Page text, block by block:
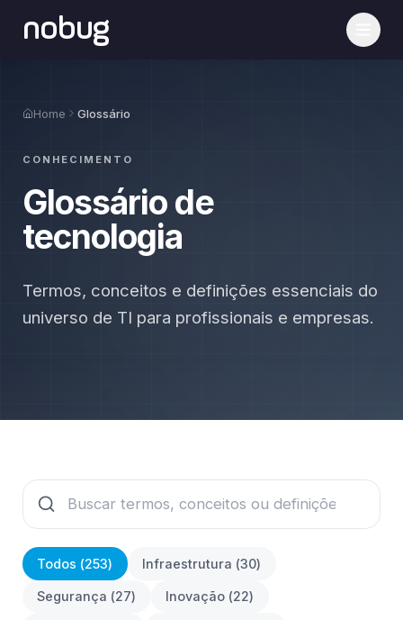
nobug
Home Glossário
CONHECIMENTO
Glossário de
tecnologia
Termos, conceitos e definições essenciais do
universo de TI para profissionais e empresas.
Todos (253) Infraestrutura (30)
Segurança (27) Inovação (22)